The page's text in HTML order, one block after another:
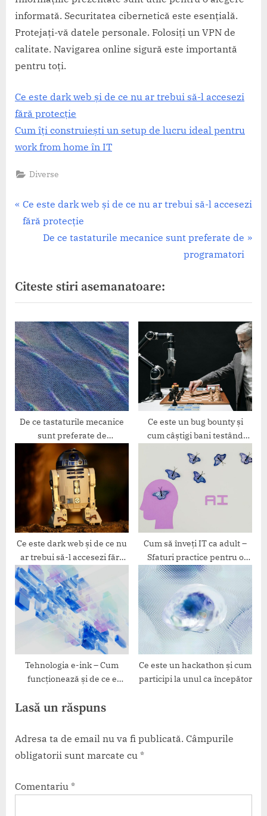
informată. Securitatea cibernetică este esențială.
Protejați-vă datele personale. Folosiți un VPN de
calitate. Navigarea online sigură este importantă
pentru toți.
Ce este dark web și de ce nu ar trebui să-l accesezi
fără protecție
Cum îți construiești un setup de lucru ideal pentru
work from home în IT
Diverse
Navigare
P
r
o
u
s
P
o
s
t
:
Ce este dark web și de ce nu ar trebui să-l accesezi
fără protecție
N
t
P
o
s
t
:
De ce tastaturile mecanice sunt preferate de
programatori
Citeste stiri asemanatoare:
De ce tastaturile mecanice
sunt preferate de
programatori
Ce este un bug bounty și
cum câștigi bani testând
Ce este dark web și de ce nu
ar trebui să-l accesezi fără
protecție
Cum să înveți IT ca adult –
Sfaturi practice pentru o
reconversie reușită
Tehnologia e-ink – Cum
funcționează și de ce e
Ce este un hackathon și cum
participi la unul ca începător
Lasă un răspuns
Adresa ta de email nu va fi publicată. Câmpurile
obligatorii sunt marcate cu *
Comentariu *